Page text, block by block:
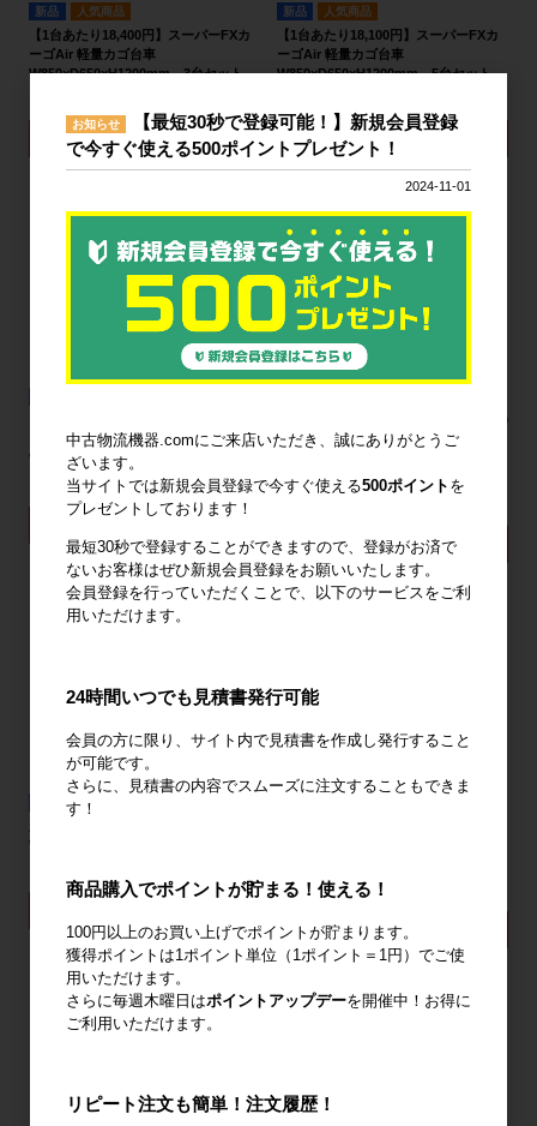
新品 人気商品
【1台あたり18,400円】スーパーFXカ
ーゴAir 軽量カゴ台車
W850×D650×H1200mm 3台セット
詳細を見る
新品 人気商品
【1台あたり18,100円】スーパーFXカ
ーゴAir 軽量カゴ台車
W850×D650×H1200mm 5台セット
詳細を見る
ーゴAir 軽量カゴ台車
W850×D650×H1200mm 10台セット
17,700円
【※倉庫引取限定】【1台あたり17,700
円】スーパーFXカーゴAir 軽量カゴ台
ト
詳細を見る
W850×D650×H1700mm
詳細を見る
98件中 1〜30件目
お知らせ
【最短30秒で登録可能！】新規会員登録
で今すぐ使える500ポイントプレゼント！
2024-11-01
中古物流機器.comにご来店いただき、誠にありがとうご
ざいます。
当サイトでは新規会員登録で今すぐ使える500ポイント を
プレゼントしております！
最短30秒で登録することができますので、登録がお済で
ないお客様はぜひ新規会員登録をお願いいたします。
会員登録を行っていただくことで、以下のサービスをご利
用いただけます。
24時間いつでも見積書発行可能
会員の方に限り、サイト内で見積書を作成し発行すること
が可能です。
さらに、見積書の内容でスムーズに注文することもできま
す！
商品購入でポイントが貯まる！使える！
100円以上のお買い上げでポイントが貯まります。
獲得ポイントは1ポイント単位（1ポイント＝1円）でご使
用いただけます。
さらに毎週木曜日はポイントアップデーを開催中！お得に
ご利用いただけます。
リピート注文も簡単！注文履歴！